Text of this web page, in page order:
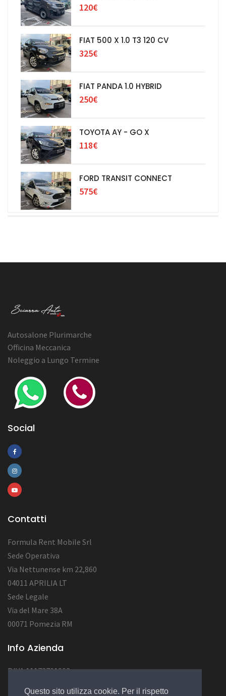
Questo sito utilizza cookie. Per il rispetto
120€
FIAT 500 X 1.0 T3 120 CV
325€
FIAT PANDA 1.0 HYBRID
250€
TOYOTA AY - GO X
118€
FORD TRANSIT CONNECT
575€
Autosalone Plurimarche
Officina Meccanica
Noleggio a Lungo Termine
Social
Contatti
Formula Rent Mobile Srl
Sede Operativa
Via Nettunense km 22,860
04011 APRILIA LT
Sede Legale
Via del Mare 38A
00071 Pomezia RM
Info Azienda
P.IVA 11172701002